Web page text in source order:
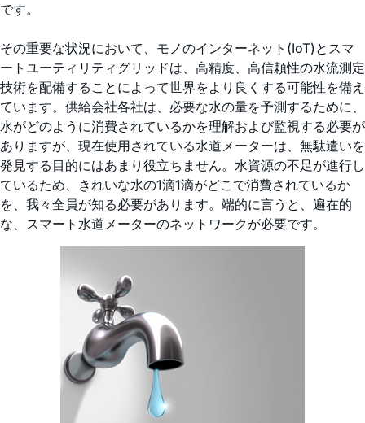
です。
その重要な状況において、モノのインターネット(IoT)とスマ
ートユーティリティグリッドは、高精度、高信頼性の水流測定
技術を配備することによって世界をより良くする可能性を備え
ています。供給会社各社は、必要な水の量を予測するために、
水がどのように消費されているかを理解および監視する必要が
ありますが、現在使用されている水道メーターは、無駄遣いを
発見する目的にはあまり役立ちません。水資源の不足が進行し
ているため、きれいな水の1滴1滴がどこで消費されているか
を、我々全員が知る必要があります。端的に言うと、遍在的
な、スマート水道メーターのネットワークが必要です。